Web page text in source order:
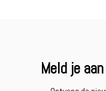
Meld je